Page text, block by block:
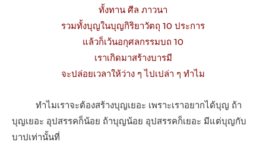
ทั้งทาน ศีล ภาวนา
รวมทั้งบุญในบุญกิริยาวัตถุ 10 ประการ
แล้วก็เว้นอกุศลกรรมบถ 10
เราเกิดมาสร้างบารมี
จะปล่อยเวลาให้ว่าง ๆ ไปเปล่า ๆ ทําไม
ทําไมเราจะต้องสร้างบุญเยอะ เพราะเราอยากได้บุญ ถ้า
บุญเยอะ อุปสรรคก็น้อย ถ้าบุญน้อย อุปสรรคก็เยอะ มีแต่บุญกับ
บาปเท่านั้นที่